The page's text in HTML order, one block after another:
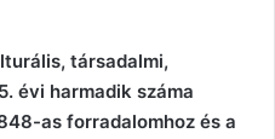
társadalmi,
évi harmadik száma
as forradalomhoz és a